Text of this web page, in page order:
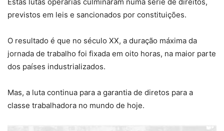
previstos em leis e sancionados por constituições.
O resultado é que no século XX, a duração máxima da
jornada de trabalho foi fixada em oito horas, na maior parte
dos países industrializados.
Mas, a luta continua para a garantia de diretos para a
classe trabalhadora no mundo de hoje.